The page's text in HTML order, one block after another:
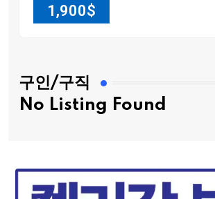
1,900$
구인/구직
No Listing Found